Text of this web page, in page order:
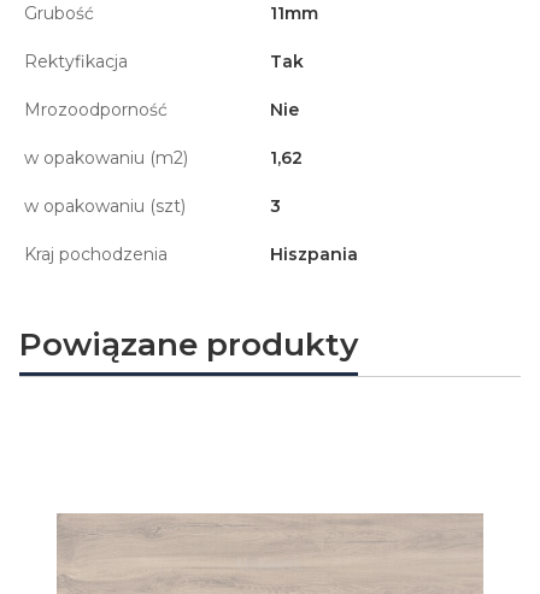
Grubość 11mm
Rektyfikacja Tak
Mrozoodporność Nie
w opakowaniu (m2) 1,62
w opakowaniu (szt) 3
Kraj pochodzenia Hiszpania
Powiązane produkty